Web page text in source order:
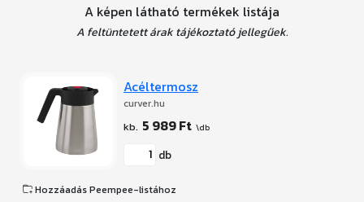
A képen látható termékek listája
A feltüntetett árak tájékoztató jellegűek.
Acéltermosz
curver.hu
5 989 Ft
db
Hozzáadás Peempee-listához